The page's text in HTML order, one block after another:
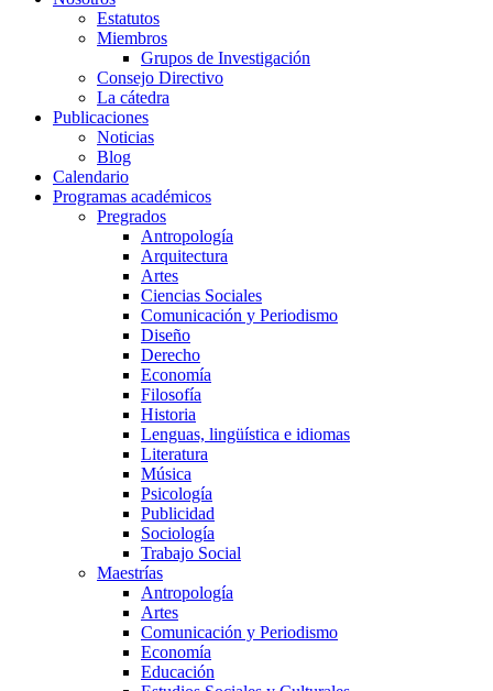
Estatutos
Miembros
Grupos de Investigación
Consejo Directivo
La cátedra
Publicaciones
Noticias
Blog
Calendario
Programas académicos
Pregrados
Antropología
Arquitectura
Artes
Ciencias Sociales
Comunicación y Periodismo
Diseño
Derecho
Economía
Filosofía
Historia
Lenguas, lingüística e idiomas
Literatura
Música
Psicología
Publicidad
Sociología
Trabajo Social
Maestrías
Antropología
Artes
Comunicación y Periodismo
Economía
Educación